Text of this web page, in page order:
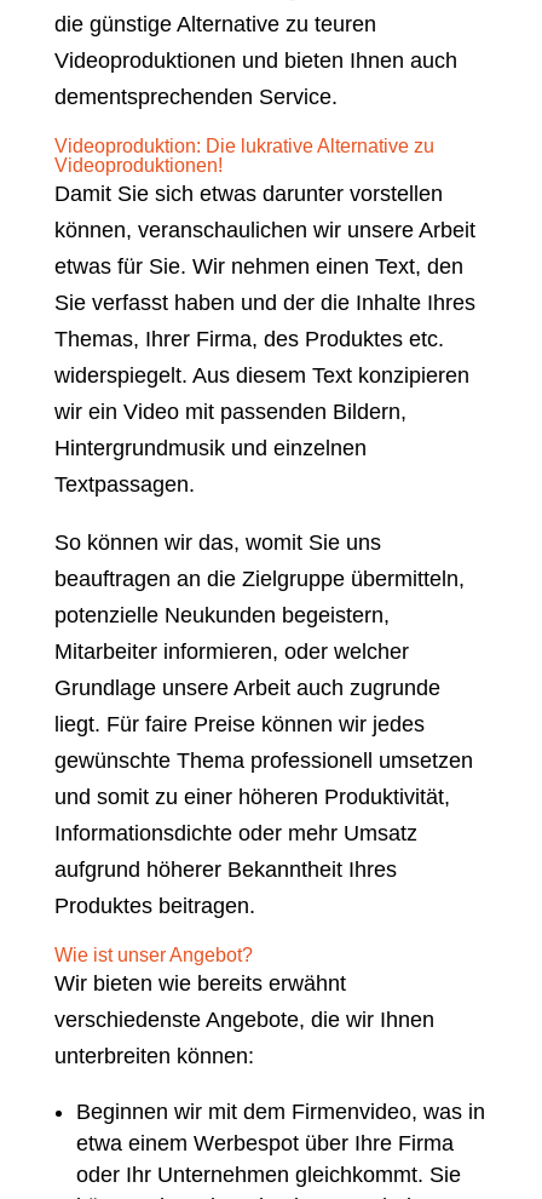
die günstige Alternative zu teuren
Videoproduktionen und bieten Ihnen auch
dementsprechenden Service.
Videoproduktion: Die lukrative Alternative zu
Videoproduktionen!
Damit Sie sich etwas darunter vorstellen
können, veranschaulichen wir unsere Arbeit
etwas für Sie. Wir nehmen einen Text, den
Sie verfasst haben und der die Inhalte Ihres
Themas, Ihrer Firma, des Produktes etc.
widerspiegelt. Aus diesem Text konzipieren
wir ein Video mit passenden Bildern,
Hintergrundmusik und einzelnen
Textpassagen.
So können wir das, womit Sie uns
beauftragen an die Zielgruppe übermitteln,
potenzielle Neukunden begeistern,
Mitarbeiter informieren, oder welcher
Grundlage unsere Arbeit auch zugrunde
liegt. Für faire Preise können wir jedes
gewünschte Thema professionell umsetzen
und somit zu einer höheren Produktivität,
Informationsdichte oder mehr Umsatz
aufgrund höherer Bekanntheit Ihres
Produktes beitragen.
Wie ist unser Angebot?
Wir bieten wie bereits erwähnt
verschiedenste Angebote, die wir Ihnen
unterbreiten können:
Beginnen wir mit dem Firmenvideo, was in
etwa einem Werbespot über Ihre Firma
oder Ihr Unternehmen gleichkommt. Sie